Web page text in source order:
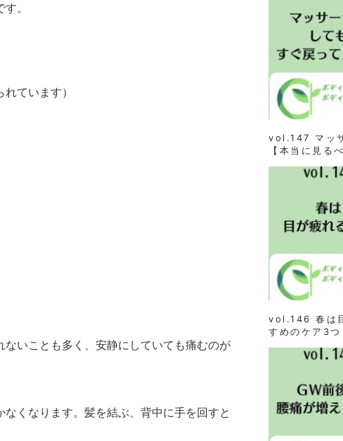
。
ています）
いことも多く、安静にしていても痛むのが
くなります。髪を結ぶ、背中に手を回すと
vol.147 マッ
【本当に見る
vol.146 春は
すめのケア3